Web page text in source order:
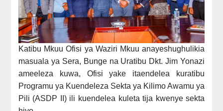
Katibu Mkuu Ofisi ya Waziri Mkuu anayeshughulikia
masuala ya Sera, Bunge na Uratibu Dkt. Jim Yonazi
ameeleza kuwa, Ofisi yake itaendelea kuratibu
Programu ya Kuendeleza Sekta ya Kilimo Awamu ya
Pili (ASDP II) ili kuendelea kuleta tija kwenye sekta